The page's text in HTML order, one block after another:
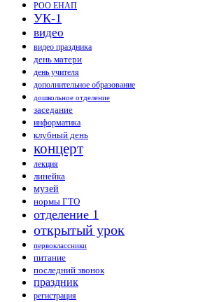
РОО ЕНАП
УК-1
видео
видео праздника
день матери
день учителя
дополнительное образование
дошкольное отделение
заседание
информатика
клубный день
концерт
лекция
линейка
музей
нормы ГТО
отделение 1
открытый урок
первоклассники
питание
последний звонок
праздник
регистрация